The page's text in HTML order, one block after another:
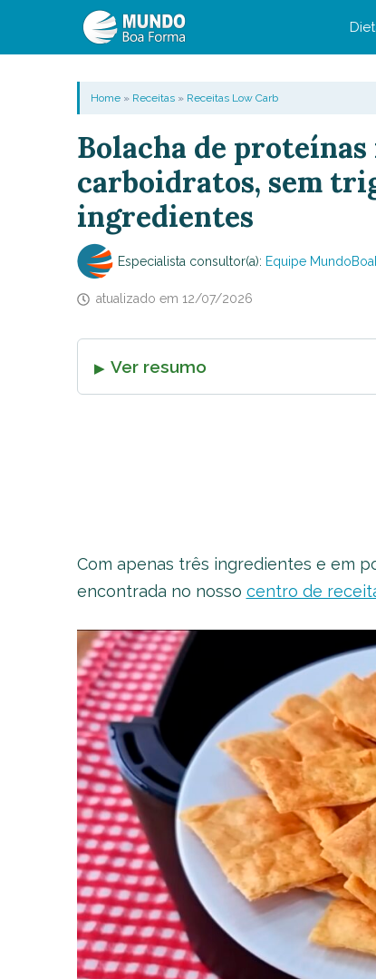
Home» Receitas» Receitas Low Carb
Bolacha de
carboidratos, sem
ingredientes
Especialista consultor(a): Equipe
atualizado em 12/07/2026
Ver resumo
Com apenas três ingredientes e em
encontrada no nosso centro de